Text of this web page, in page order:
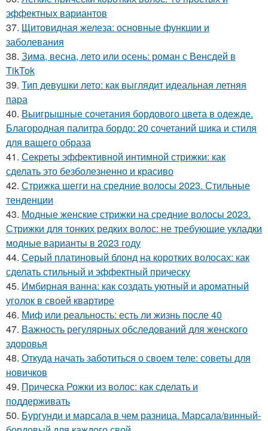
эффектных вариантов
37. Щитовидная железа: основные функции и
заболевания
38. Зима, весна, лето или осень: роман с Венсдей в
TikTok
39. Тип девушки лето: как выглядит идеальная летняя
пара
40. Выигрышные сочетания бордового цвета в одежде.
Благородная палитра бордо: 20 сочетаний шика и стиля
для вашего образа
41. Секреты эффективной интимной стрижки: как
сделать это безболезненно и красиво
42. Стрижка шегги на средние волосы 2023. Стильные
тенденции
43. Модные женские стрижки на средние волосы 2023.
Стрижки для тонких редких волос: не требующие укладки
модные варианты в 2023 году
44. Серый платиновый блонд на коротких волосах: как
сделать стильный и эффектный прическу
45. Имбирная ванна: как создать уютный и ароматный
уголок в своей квартире
46. Миф или реальность: есть ли жизнь после 40
47. Важность регулярных обследований для женского
здоровья
48. Откуда начать заботиться о своем теле: советы для
новичков
49. Прическа Рожки из волос: как сделать и
поддерживать
50. Бургунди и марсала в чем разница. Марсала/винный-